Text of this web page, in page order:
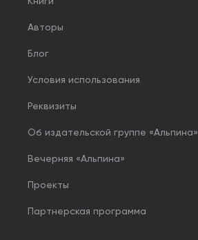
Авторы
Блог
Условия использования
Реквизиты
Об издательской группе «Альпина»
Вечерняя «Альпина»
Проекты
Партнерская программа